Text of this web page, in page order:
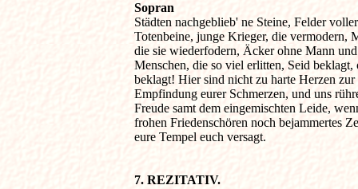
Sopran
Städten nachgeblieb' ne Steine, Felder voller
Totenbeine, junge Krieger, die vermodern,
die sie wiederfodern, Äcker ohne Mann
Menschen, die so viel erlitten, Seid
beklagt! Hier sind nicht zu harte Herzen zur
Empfindung eurer Schmerzen, und uns
Freude samt dem eingemischten Leide,
frohen Friedenschören noch bejammertes
eure Tempel euch versagt.
7. REZITATIV.